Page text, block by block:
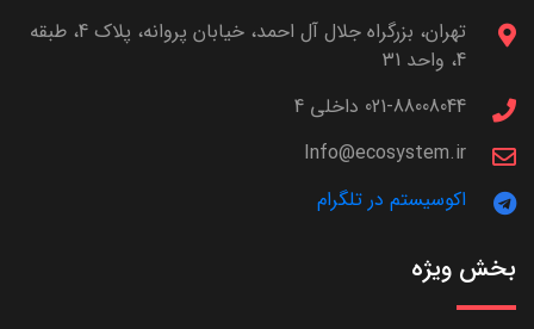
تهران، بزرگراه جلال آل احمد، خیابان پروانه، پلاک 4، طبقه
4، واحد 31
021-88008044 داخلی 4
Info@ecosystem.ir
اکوسیستم در تلگرام
بخش ویژه